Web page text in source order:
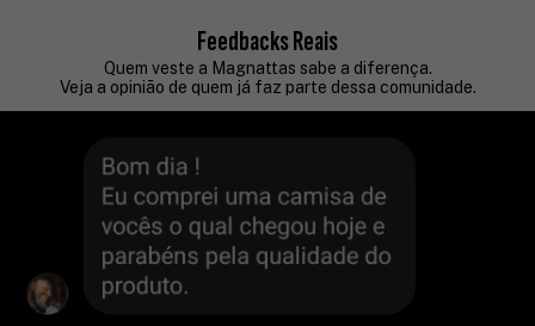
Feedbacks Reais
Quem veste a Magnattas sabe a diferença.
Veja a opinião de quem já faz parte dessa comunidade.